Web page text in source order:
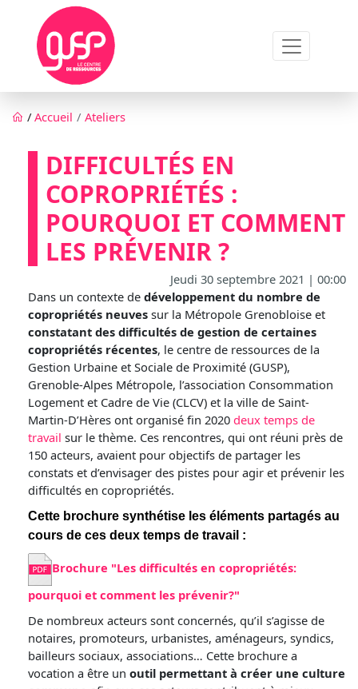
Aller au contenu principal
Fil d'Ariane
/Accueil Ateliers
DIFFICULTÉS EN
COPROPRIÉTÉS :
POURQUOI ET COMMENT
LES PRÉVENIR ?
Jeudi 30 septembre 2021 | 00:00
Dans un contexte de développement du nombre de
copropriétés neuves sur la Métropole Grenobloise et
constatant des difficultés de gestion de certaines
copropriétés récentes, le centre de ressources de la
Gestion Urbaine et Sociale de Proximité (GUSP),
Grenoble-Alpes Métropole, l’association Consommation
Logement et Cadre de Vie (CLCV) et la ville de Saint-
Martin-D’Hères ont organisé fin 2020 deux temps de
travail sur le thème. Ces rencontres, qui ont réuni près de
150 acteurs, avaient pour objectifs de partager les
constats et d’envisager des pistes pour agir et prévenir les
difficultés en copropriétés.
Cette brochure synthétise les éléments partagés au
cours de ces deux temps de travail :
Brochure "Les difficultés en copropriétés:
pourquoi et comment les prévenir?"
De nombreux acteurs sont concernés, qu’il s’agisse de
notaires, promoteurs, urbanistes, aménageurs, syndics,
bailleurs sociaux, associations… Cette brochure a
vocation a être un outil permettant à créer une culture